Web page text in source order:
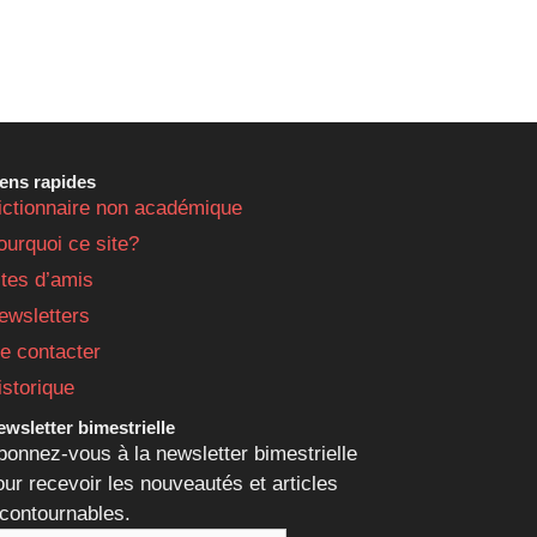
rapides
non académique
ce site?
d’amis
contacter
bimestrielle
vous à la newsletter bimestrielle
recevoir les nouveautés et articles